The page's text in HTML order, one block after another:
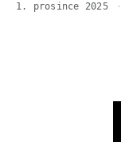
1. prosince 2025 ·